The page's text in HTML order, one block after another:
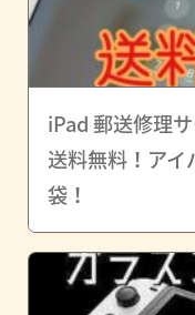
iPad 郵送修理
送料無料！アイ
袋！